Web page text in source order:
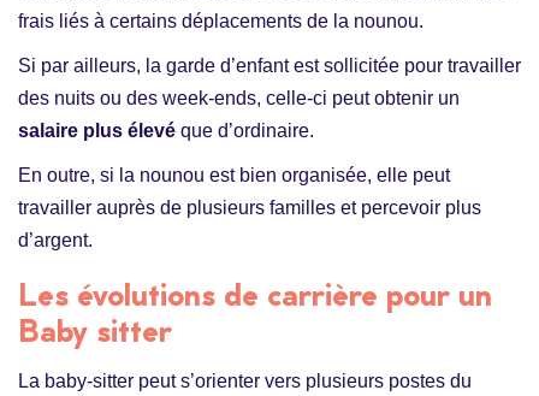
frais liés à certains déplacements de la nounou.
Si par ailleurs, la garde d’enfant est sollicitée pour travailler
des nuits ou des week-ends, celle-ci peut obtenir un
salaire plus élevé que d’ordinaire.
En outre, si la nounou est bien organisée, elle peut
travailler auprès de plusieurs familles et percevoir plus
d’argent.
Les évolutions de carrière pour un
Baby sitter
La baby-sitter peut s’orienter vers plusieurs postes du